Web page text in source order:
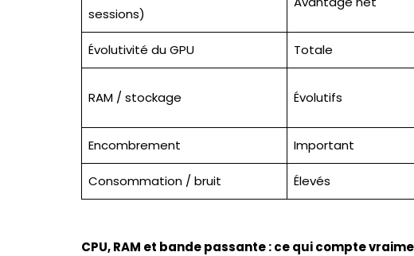
sessions)
Évolutivité du GPU Totale
RAM / stockage Évolutifs
Encombrement Important
Consommation / bruit Élevés
CPU, RAM et bande passante : ce qui compte